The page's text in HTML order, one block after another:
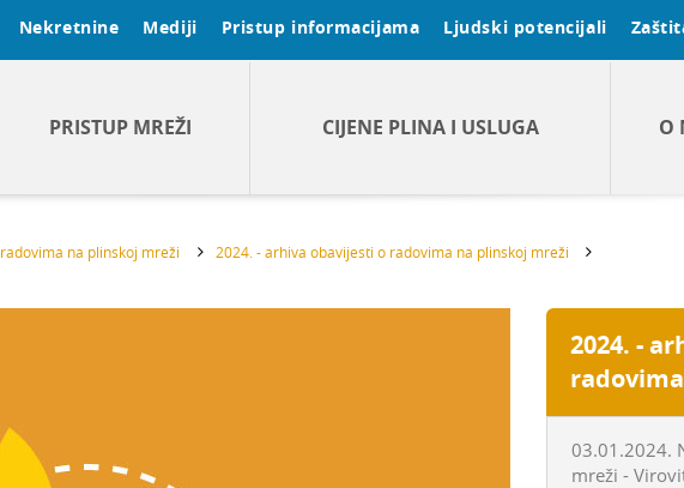
Nekretnine Mediji Pristup informacijama Ljudski potencijali
PRISTUP MREŽI CIJENE PLINA I USLUGA O
na plinskoj mreži 2024. - arhiva obavijesti o radovima na plinskoj mreži
2024. -
03.01.2024.
mreži -